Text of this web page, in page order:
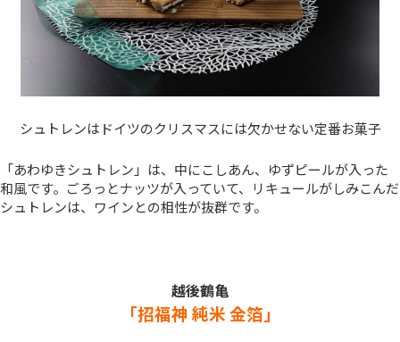
シュトレンはドイツのクリスマスには欠かせない定番お菓子
「あわゆきシュトレン」は、中にこしあん、ゆずピールが入った
和風です。ごろっとナッツが入っていて、リキュールがしみこんだ
シュトレンは、ワインとの相性が抜群です。
越後鶴亀
「招福神 純米 金箔」